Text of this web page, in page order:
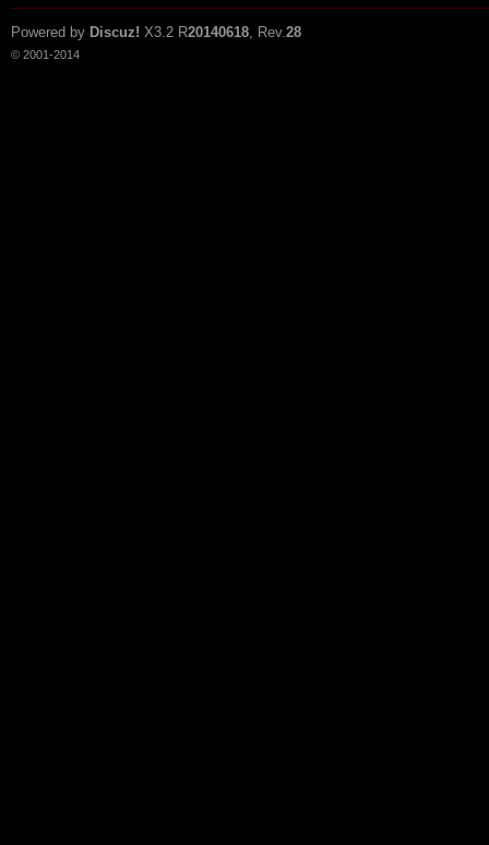
Powered by Discuz! X3.2 R20140618, Rev.28
© 2001-2014